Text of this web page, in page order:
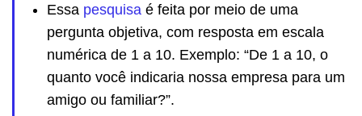
Essa pesquisa é feita por meio de uma
pergunta objetiva, com resposta em escala
numérica de 1 a 10. Exemplo: “De 1 a 10, o
quanto você indicaria nossa empresa para um
amigo ou familiar?”.